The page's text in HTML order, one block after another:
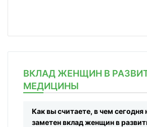
ВКЛАД ЖЕНЩИН В
МЕДИЦИНЫ
Как вы считаете, в чем сегодня
заметен вклад женщин в